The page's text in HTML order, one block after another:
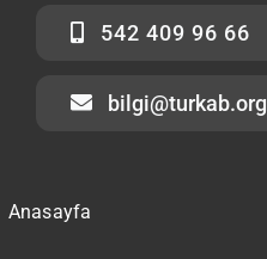
542 409 96 66
bilgi@turkab.org
Anasayfa